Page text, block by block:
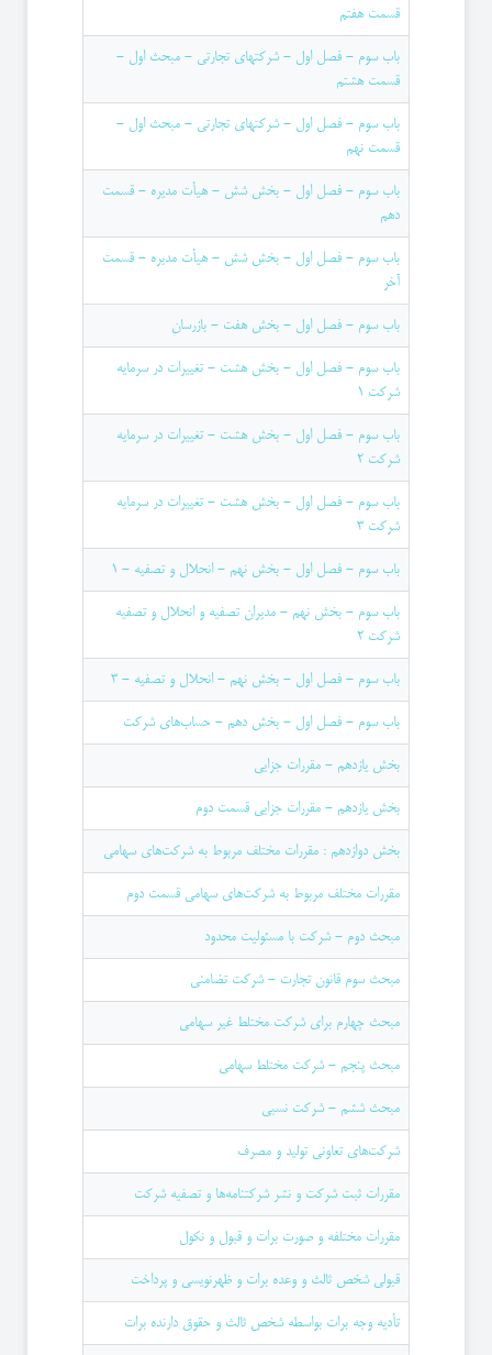
قسمت هفتم
باب سوم - فصل اول - شركتهای تجارتی - مبحث اول -
قسمت هشتم
باب سوم - فصل اول - شركتهای تجارتی - مبحث اول -
قسمت نهم
باب سوم - فصل اول - بخش شش - هیأت مدیره - قسمت
دهم
باب سوم - فصل اول - بخش شش - هیأت مدیره - قسمت
آخر
باب سوم - فصل اول - بخش هفت - بازرسان
باب سوم - فصل اول - بخش هشت - تغییرات در سرمایه
شركت 1
باب سوم - فصل اول - بخش هشت - تغییرات در سرمایه
شركت 2
باب سوم - فصل اول - بخش هشت - تغییرات در سرمایه
شركت 3
باب سوم - فصل اول - بخش نهم - انحلال و تصفیه - 1
باب سوم - بخش نهم - مدیران تصفیه و انحلال و تصفیه
شرکت 2
باب سوم - فصل اول - بخش نهم - انحلال و تصفیه - 3
باب سوم - فصل اول - بخش دهم - حساب‌های شركت
بخش یازدهم - مقررات جزایی
بخش یازدهم - مقررات جزایی قسمت دوم
بخش دوازدهم : مقررات مختلف مربوط به شركت‌های سهامی
مقررات مختلف مربوط به شركت‌های سهامی قسمت دوم
‌مبحث دوم - شركت با مسئولیت محدود
مبحث سوم قانون تجارت - شركت تضامنی
‌مبحث چهارم برای شركت مختلط غیر سهامی
مبحث پنجم - شركت مختلط سهامی
‌مبحث ششم - شركت نسبی
شركت‌های تعاونی تولید و مصرف
مقررات ثبت شركت و نشر شركتنامه‌ها و ‌تصفیه شركت
مقررات مختلفه و صورت برات و قبول و نكول
قبولی شخص ثالث و وعده برات و ظهرنویسی و پرداخت
تأدیه وجه برات بواسطه شخص ثالث و حقوق دارنده برات